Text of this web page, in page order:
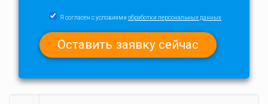
Я согласен с условиями обработки персональных данных